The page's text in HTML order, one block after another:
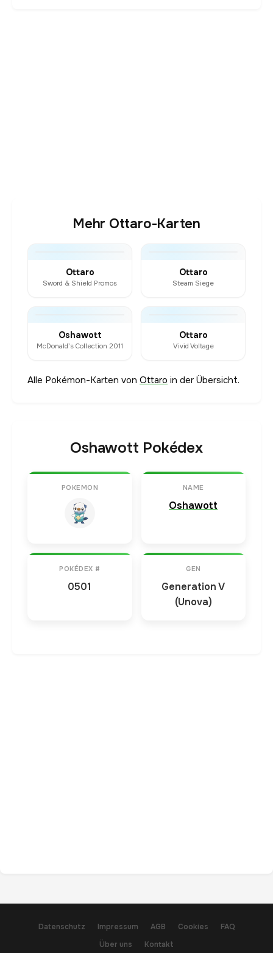
Mehr Ottaro-Karten
Ottaro
Sword & Shield Promos
Ottaro
Steam Siege
Oshawott
McDonald’s Collection 2011
Ottaro
Vivid Voltage
Alle Pokémon-Karten von Ottaro in der Übersicht.
Oshawott Pokédex
POKEMON NAME
Oshawott
POKÉDEX #
0501
GEN
Generation V
(Unova)
Datenschutz Impressum AGB Cookies
FAQ
Über uns
Kontakt